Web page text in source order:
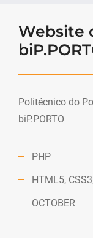
Website
Politécnico do
biP.PORTO
PHP
HTML5,
OCTOBER